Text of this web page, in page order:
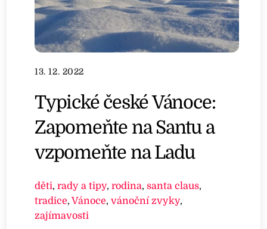
13. 12. 2022
Typické české Vánoce:
Zapomeňte na Santu a
vzpomeňte na Ladu
děti,rady a tipy,rodina,santa claus,
tradice,Vánoce,vánoční zvyky,
zajímavosti